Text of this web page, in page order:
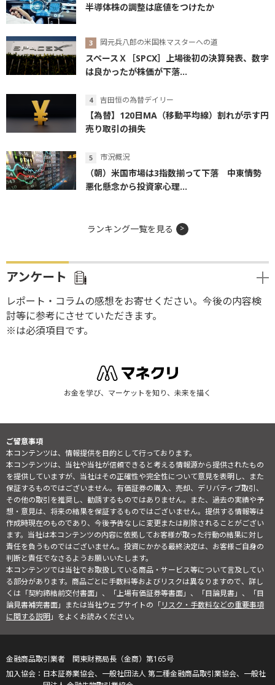
半導体株の調整は底値をつけたか
岡元兵八郎の米国株マスターへの道
スペースＸ［SPCX］上場後初の決算発表、数字
は良かったが株価が下落...
吉田恒の為替デイリー
【為替】120日MA（移動平均線）割れが示す円
売り取引の損失
市況概況
（朝）米国市場は3指数揃って下落 中東情勢
悪化懸念から投資家心理...
ランキング一覧を見る
アンケート
レポート・コラムの感想をお寄せください。今後の内容検
討等に参考にさせていただきます。
※は必須項目です。
お金を学び、マーケットを知り、未来を描く
ご留意事項
本コンテンツは、情報提供を目的として行っております。
本コンテンツは、当社や当社が信頼できると考える情報源から提供されたもの
を提供していますが、当社はその正確性や完全性について意見を表明し、また
保証するものではございません。有価証券の購入、売却、デリバティブ取引、
その他の取引を推奨し、勧誘するものではありません。また、過去の実績や予
想・意見は、将来の結果を保証するものではございません。提供する情報等は
作成時現在のものであり、今後予告なしに変更または削除されることがござい
ます。当社は本コンテンツの内容に依拠してお客様が取った行動の結果に対し
責任を負うものではございません。投資にかかる最終決定は、お客様ご自身の
判断と責任でなさるようお願いいたします。
本コンテンツでは当社でお取扱している商品・サービス等について言及してい
る部分があります。商品ごとに手数料等およびリスクは異なりますので、詳し
くは「契約締結前交付書面」、「上場有価証券等書面」、「目論見書」、「目
論見書補完書面」または当社ウェブサイトの「リスク・手数料などの重要事項
に関する説明」をよくお読みください。
金融商品取引業者 関東財務局長（金商）第165号
日本証券業協会、一般社団法人 第二種金融商品取引業協会、一般社